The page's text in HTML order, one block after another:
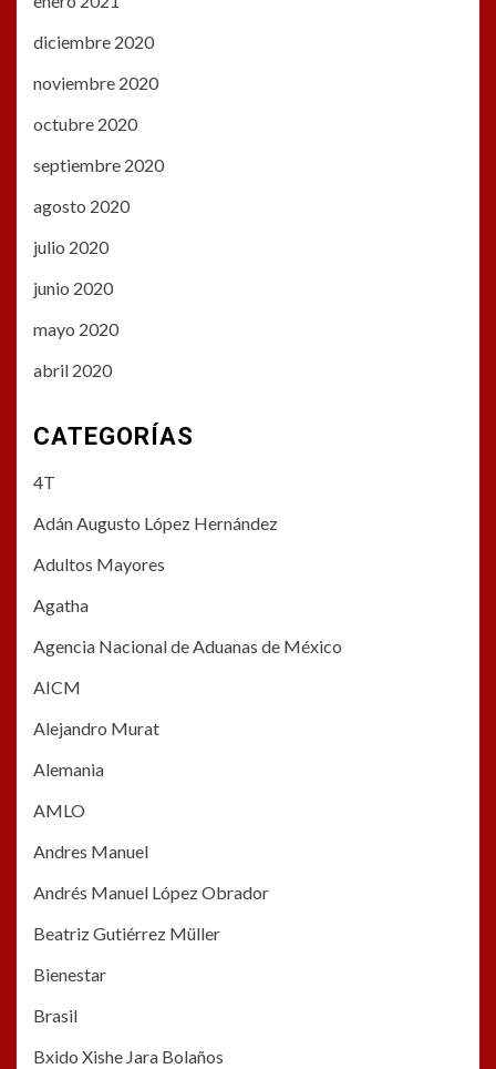
diciembre 2020
noviembre 2020
octubre 2020
septiembre 2020
agosto 2020
julio 2020
junio 2020
mayo 2020
abril 2020
CATEGORÍAS
4T
Adán Augusto López Hernández
Adultos Mayores
Agatha
Agencia Nacional de Aduanas de México
AICM
Alejandro Murat
Alemania
AMLO
Andres Manuel
Andrés Manuel López Obrador
Beatriz Gutiérrez Müller
Bienestar
Brasil
Bxido Xishe Jara Bolaños